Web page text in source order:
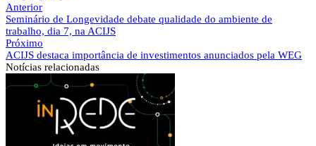
Anterior
Seminário de Longevidade debate qualidade do ambiente de
trabalho, dia 7, na ACIJS
Próximo
ACIJS destaca importância de investimentos anunciados pela WEG
Notícias relacionadas